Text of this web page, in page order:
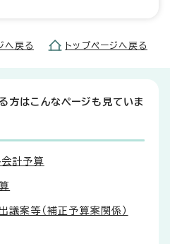
へ戻る トップページへ戻る
方はこんなページも見ていま
計予算
案等（補正予算案関係）